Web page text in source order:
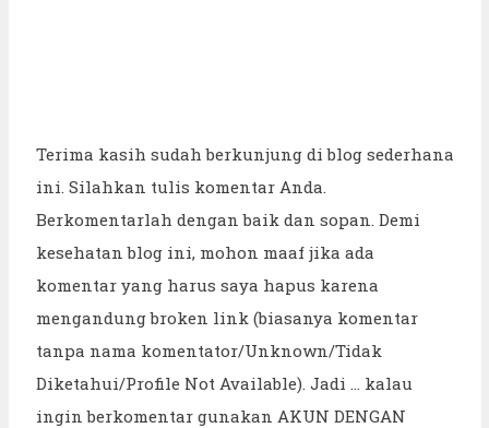
Terima kasih sudah berkunjung di blog sederhana
ini. Silahkan tulis komentar Anda.
Berkomentarlah dengan baik dan sopan. Demi
kesehatan blog ini, mohon maaf jika ada
komentar yang harus saya hapus karena
mengandung broken link (biasanya komentar
tanpa nama komentator/Unknown/Tidak
Diketahui/Profile Not Available). Jadi ... kalau
ingin berkomentar gunakan AKUN DENGAN